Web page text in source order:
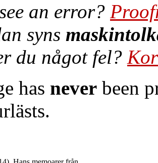
an error?
syns
du något fel?
has never been